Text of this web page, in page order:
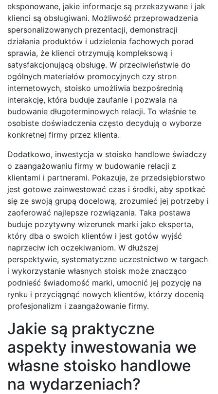
eksponowane, jakie informacje są przekazywane i jak
klienci są obsługiwani. Możliwość przeprowadzenia
spersonalizowanych prezentacji, demonstracji
działania produktów i udzielenia fachowych porad
sprawia, że klienci otrzymują kompleksową i
satysfakcjonującą obsługę. W przeciwieństwie do
ogólnych materiałów promocyjnych czy stron
internetowych, stoisko umożliwia bezpośrednią
interakcję, która buduje zaufanie i pozwala na
budowanie długoterminowych relacji. To właśnie te
osobiste doświadczenia często decydują o wyborze
konkretnej firmy przez klienta.
Dodatkowo, inwestycja w stoisko handlowe świadczy
o zaangażowaniu firmy w budowanie relacji z
klientami i partnerami. Pokazuje, że przedsiębiorstwo
jest gotowe zainwestować czas i środki, aby spotkać
się ze swoją grupą docelową, zrozumieć jej potrzeby i
zaoferować najlepsze rozwiązania. Taka postawa
buduje pozytywny wizerunek marki jako eksperta,
który dba o swoich klientów i jest gotów wyjść
naprzeciw ich oczekiwaniom. W dłuższej
perspektywie, systematyczne uczestnictwo w targach
i wykorzystanie własnych stoisk może znacząco
podnieść świadomość marki, umocnić jej pozycję na
rynku i przyciągnąć nowych klientów, którzy docenią
profesjonalizm i zaangażowanie firmy.
Jakie są praktyczne
aspekty inwestowania we
własne stoisko handlowe
na wydarzeniach?